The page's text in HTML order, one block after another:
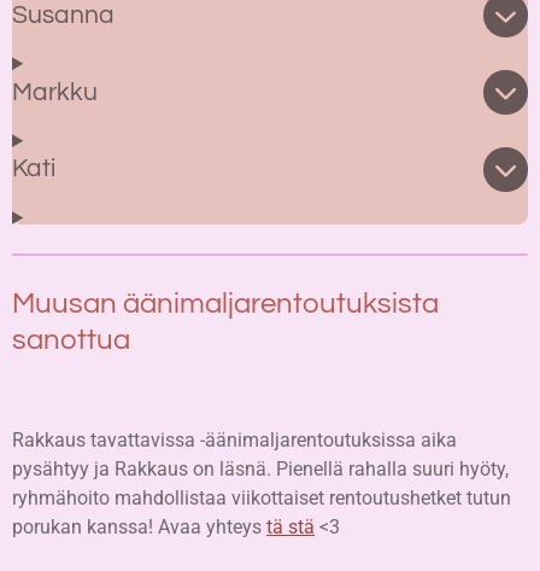
Susanna
Markku
Kati
Muusan äänimaljarentoutuksista
sanottua
Rakkaus tavattavissa -äänimaljarentoutuksissa aika
pysähtyy ja Rakkaus on läsnä. Pienellä rahalla suuri hyöty,
ryhmähoito mahdollistaa viikottaiset rentoutushetket tutun
porukan kanssa! Avaa yhteys tä stä <3